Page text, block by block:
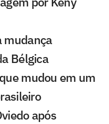
mudança
Bélgica
mudou em um
após